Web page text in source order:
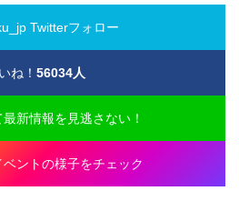
Twitterフォロー
ね！ 56034人
新情報を見逃さない！
ントの様子をチェック